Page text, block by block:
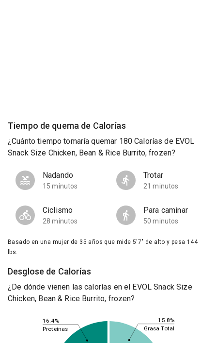
Tiempo de quema de Calorías
¿Cuánto tiempo tomaría quemar 180 Calorías de EVOL
Snack Size Chicken, Bean & Rice Burrito, frozen?
Nadando
15 minutos
Trotar
21 minutos
Ciclismo
28 minutos
Para caminar
50 minutos
Basado en una mujer de 35 años que mide 5'7" de alto y pesa 144
lbs.
Desglose de Calorías
¿De dónde vienen las calorías en el EVOL Snack Size
Chicken, Bean & Rice Burrito, frozen?
15.8%
16.4%
Grasa Total
Proteínas